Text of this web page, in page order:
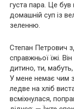
густа пара. Це
домашній суп із
зеленню.
Степан Петрович
справжньої їжі.
дитино, ти,
У мене немає чим
ледве на хліб
всміхнулася,